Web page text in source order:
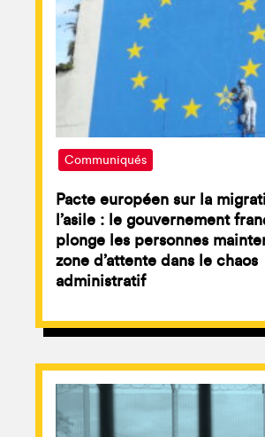
Communiqués
Pacte européen sur la
l’asile : le gouvernement
plonge les personnes
zone d’attente dans le chaos
administratif